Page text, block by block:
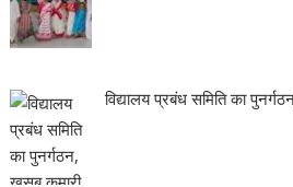
विद्यालय प्रबंध समिति का